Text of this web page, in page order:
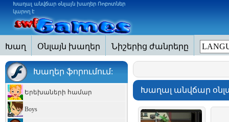
Խաղալ անվճար օնլայն խաղեր Ռոբոտներ
կարող է
Խաղ Օնլայն խաղեր Նիշերից ժանրերը
Խաղեր ֆորումում:
Երեխաների համար
Boys
Խաղալ անվճար